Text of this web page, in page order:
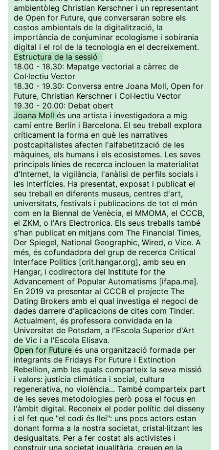
ambientòleg Christian Kerschner i un representant
de Open for Future, que conversaran sobre els
costos ambientals de la digitalització, la
importància de conjuminar ecologisme i sobirania
digital i el rol de la tecnologia en el decreixement.
Estructura de la sessió
18.00 - 18.30: Mapatge vectorial a càrrec de
Col·lectiu Vector
18.30 - 19.30: Conversa entre Joana Moll, Open for
Future, Christian Kerschner i Col·lectiu Vector
19.30 - 20.00: Debat obert
Joana Moll és una artista i investigadora a mig
camí entre Berlín i Barcelona. El seu treball explora
críticament la forma en què les narratives
postcapitalistes afecten l'alfabetització de les
màquines, els humans i els ecosistemes. Les seves
principals línies de recerca inclouen la materialitat
d'Internet, la vigilància, l'anàlisi de perfils socials i
les interfícies. Ha presentat, exposat i publicat el
seu treball en diferents museus, centres d'art,
universitats, festivals i publicacions de tot el món
com en la Biennal de Venècia, el MMOMA, el CCCB,
el ZKM, o l'Ars Electronica. Els seus treballs també
s'han publicat en mitjans com The Financial Times,
Der Spiegel, National Geographic, Wired, o Vice. A
més, és cofundadora del grup de recerca Critical
Interface Politics [crit.hangar.org], amb seu en
Hangar, i codirectora del Institute for the
Advancement of Popular Automatisms [ifapa.me].
En 2019 va presentar al CCCB el projecte The
Dating Brokers amb el qual investiga el negoci de
dades darrere d'aplicacions de cites com Tinder.
Actualment, és professora convidada en la
Universitat de Potsdam, a l'Escola Superior d'Art
de Vic i a l'Escola Elisava.
Open for Future és una organització formada per
integrants de Fridays For Future i Extinction
Rebellion, amb les quals comparteix la seva missió
i valors: justícia climàtica i social, cultura
regenerativa, no violència... També comparteix part
de les seves metodologies però posa el focus en
l'àmbit digital. Reconeix el poder polític del disseny
i el fet que "el codi és llei": uns pocs actors estan
donant forma a la nostra societat, cristal·litzant les
desigualtats. Per a fer costat als activistes i
construir una societat igualitària, creuen en la